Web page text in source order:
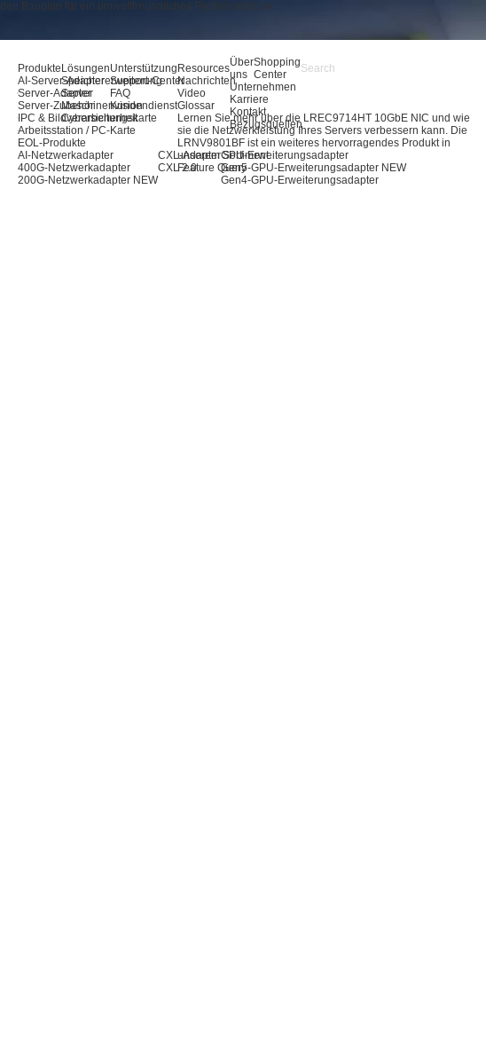
Produkte
AI-Server-Adapter
Server-Adapter
Server-Zubehör
IPC & Bildverarbeitungskarte
Arbeitsstation / PC-Karte
EOL-Produkte
AI-Netzwerkadapter
400G-Netzwerkadapter
200G-Netzwerkadapter NEW
CXL-Adapter
CXL 2.0
GPU-Erweiterungsadapter
Gen5-GPU-Erweiterungsadapter NEW
Gen4-GPU-Erweiterungsadapter
Lösungen
Speichererweiterung
Server
Maschinenvision
Cybersicherheit
Unterstützung
Support-Center
FAQ
Kundendienst
Resources
Nachrichten
Video
Glossar
Lernen Sie mehr über die LREC9714HT 10GbE NIC und wie
sie die Netzwerkleistung Ihres Servers verbessern kann. Die
LRNV9801BF ist ein weiteres hervorragendes Produkt in
unserem Sortiment.
Feature Query
Über
uns
Unternehmen
Karriere
Kontakt
Bezugsquellen
Shopping
Center
Bauplan für ein umweltfreundliches Rechenzentrum